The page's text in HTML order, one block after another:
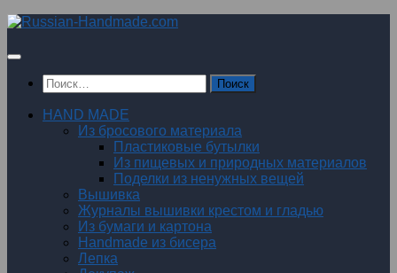
Перейти
содержимому
Найти:
HAND MADE
Из бросового материала
Пластиковые бутылки
Из пищевых и природных материалов
Поделки из ненужных вещей
Вышивка
Журналы вышивки крестом и гладью
Из бумаги и картона
Handmade из бисера
Лепка